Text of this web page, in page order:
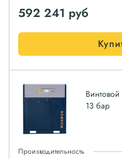
592 241 руб
13 бар
Производительность